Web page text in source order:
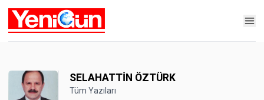
SELAHATTİN ÖZTÜRK
Tüm Yazıları